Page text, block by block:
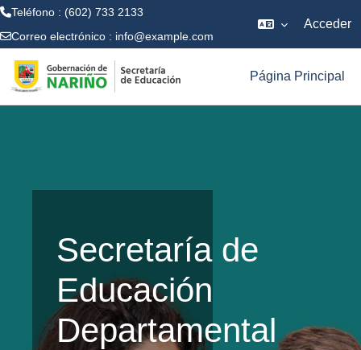
Teléfono : (602) 733 2133
Correo electrónico : info@example.com
Acceder
Página Principal
Secretaría de
Educación
Departamental